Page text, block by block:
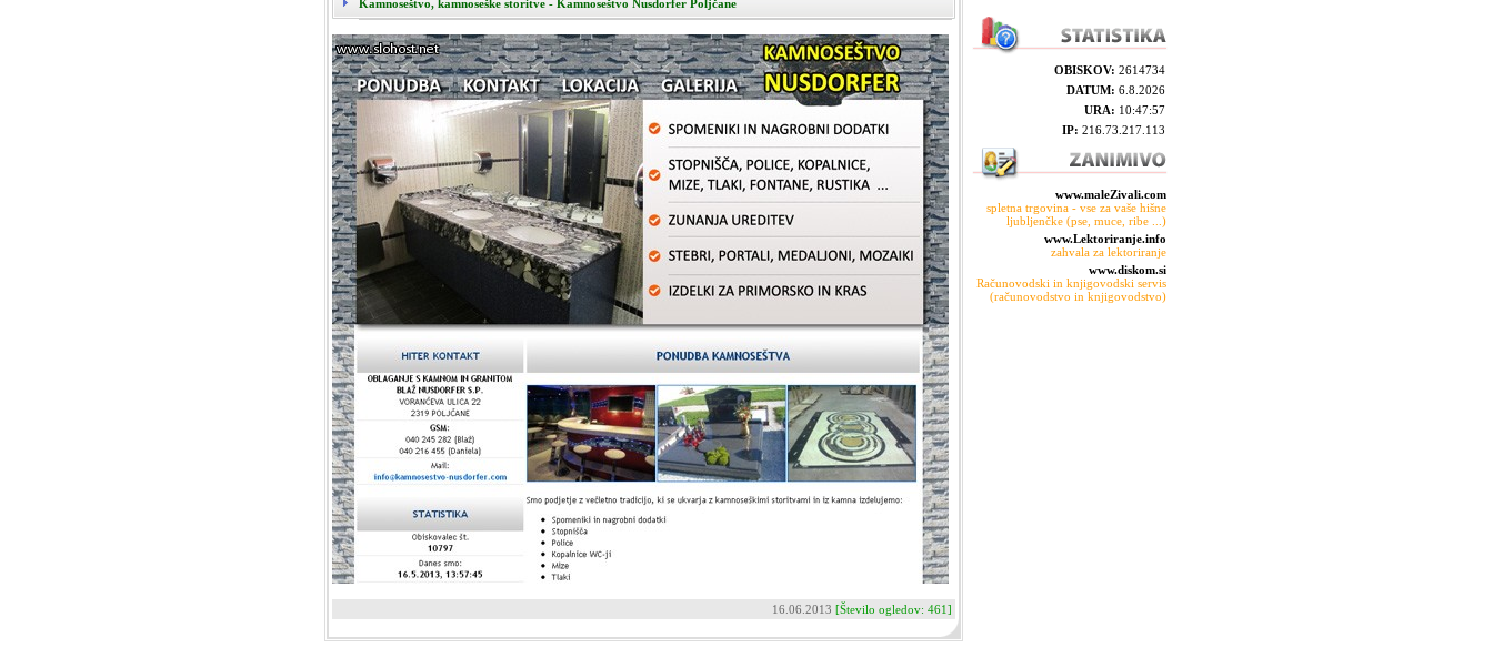
Kamnoseštvo, kamnoseške storitve - Kamnoseštvo Nusdorfer Poljčane
16.06.2013 [Število ogledov: 461]
OBISKOV: 2614734
DATUM: 6.8.2026
URA: 10:47:57
IP: 216.73.217.113
www.maleZivali.com
spletna trgovina - vse za vaše hišne
ljubljenčke (pse, muce, ribe ...)
www.Lektoriranje.info
zahvala za lektoriranje
www.diskom.si
Računovodski in knjigovodski servis
(računovodstvo in knjigovodstvo)